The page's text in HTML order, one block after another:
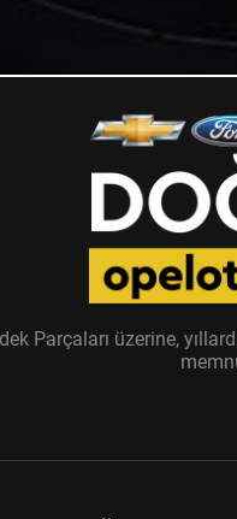
Parçaları üzerine,